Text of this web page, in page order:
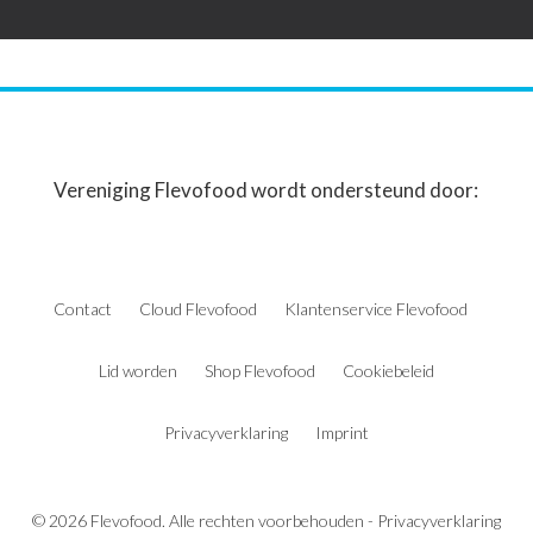
Vereniging Flevofood wordt ondersteund door:
Contact Cloud Flevofood Klantenservice Flevofood
Lid worden Shop Flevofood Cookiebeleid
Privacyverklaring Imprint
© 2026 Flevofood. Alle rechten voorbehouden - Privacyverklaring